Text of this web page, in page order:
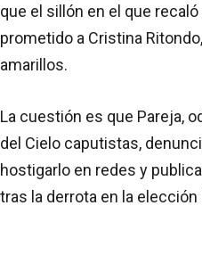
que el sillón en el que
prometido a Cristina
amarillos.
La cuestión es que Pareja,
del Cielo caputistas,
hostigarlo en redes y
tras la derrota en la